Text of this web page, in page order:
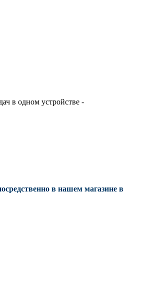
в одном устройстве -
в нашем магазине в